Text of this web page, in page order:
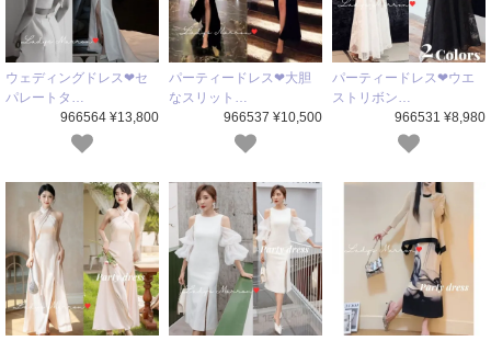
ウェディングドレス❤セ
パレートタ…
966564 ¥13,800
パーティードレス❤大胆
なスリット…
966537 ¥10,500
パーティードレス❤ウエ
ストリボン…
966531 ¥8,980